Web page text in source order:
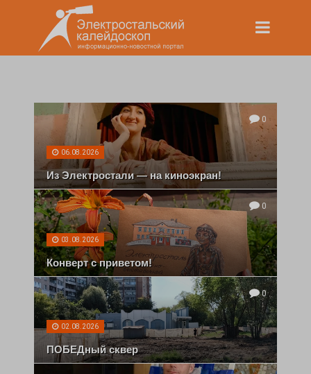
0
06.08.2026
Из Электростали — на киноэкран!
0
03.08.2026
Конверт с приветом!
0
02.08.2026
ПОБЕДный сквер